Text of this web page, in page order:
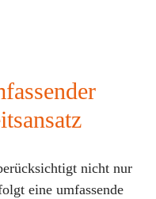
nicht nur
eine umfassende